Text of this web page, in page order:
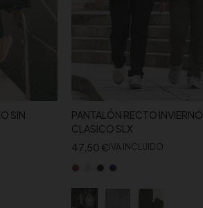
SIN
PANTALÓN RECTO INVIERNO
CLASICO SLX
47,50 € IVA INCLUIDO